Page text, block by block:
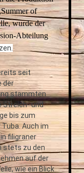
of
wurde der
Abteilung
seit
der
stammten
Streich- und
bis zum
Auch im
filigraner
stets zu den
auf der
wie ein Blick